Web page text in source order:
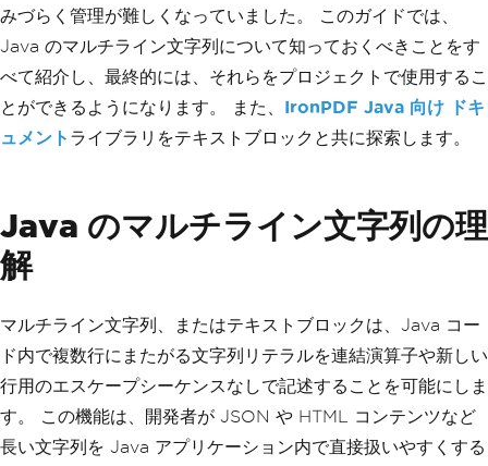
みづらく管理が難しくなっていました。 このガイドでは、
Java のマルチライン文字列について知っておくべきことをす
べて紹介し、最終的には、それらをプロジェクトで使用するこ
とができるようになります。 また、 IronPDF Java 向け ドキ
ュメント ライブラリをテキストブロックと共に探索します。
Java のマルチライン文字列の理
解
マルチライン文字列、またはテキストブロックは、Java コー
ド内で複数行にまたがる文字列リテラルを連結演算子や新しい
行用のエスケープシーケンスなしで記述することを可能にしま
す。 この機能は、開発者が JSON や HTML コンテンツなど
長い文字列を Java アプリケーション内で直接扱いやすくする